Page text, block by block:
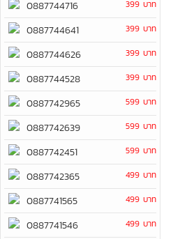
0887744716 399 บาท
0887744641 399 บาท
0887744626 399 บาท
0887744528 399 บาท
0887742965 599 บาท
0887742639 599 บาท
0887742451 599 บาท
0887742365 499 บาท
0887741565 499 บาท
0887741546 499 บาท